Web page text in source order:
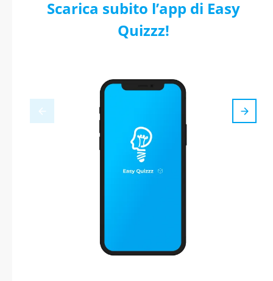
Scarica subito l’app di Easy
Quizzz!